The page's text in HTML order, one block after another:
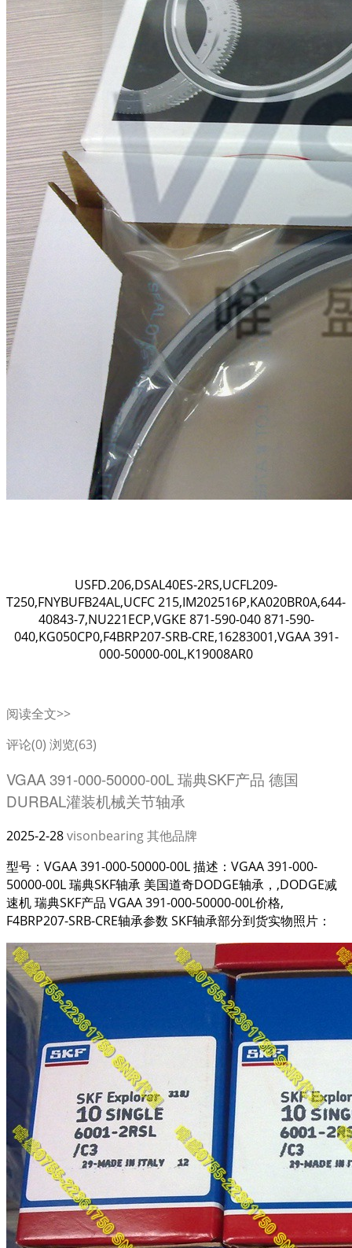
USFD.206,DSAL40ES-2RS,UCFL209-
T250,FNYBUFB24AL,UCFC 215,IM202516P,KA020BR0A,644-
40843-7,NU221ECP,VGKE 871-590-040 871-590-
040,KG050CP0,F4BRP207-SRB-CRE,16283001,VGAA 391-
000-50000-00L,K19008AR0
阅读全文>>
评论(0) 浏览(63)
VGAA 391-000-50000-00L 瑞典SKF产品 德国
DURBAL灌装机械关节轴承
2025-2-28visonbearing其他品牌
型号：VGAA 391-000-50000-00L 描述：VGAA 391-000-
50000-00L 瑞典SKF轴承 美国道奇DODGE轴承，,DODGE减
速机 瑞典SKF产品 VGAA 391-000-50000-00L价格,
F4BRP207-SRB-CRE轴承参数 SKF轴承部分到货实物照片：